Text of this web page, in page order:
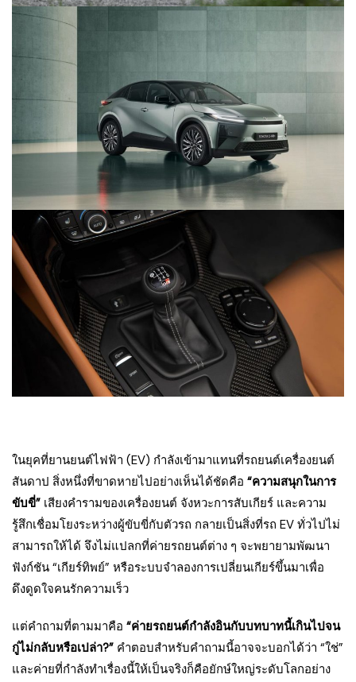
ในยุคที่ยานยนต์ไฟฟ้า (EV) กำลังเข้ามาแทนที่รถยนต์เครื่องยนต์
สันดาป สิ่งหนึ่งที่ขาดหายไปอย่างเห็นได้ชัดคือ “ความสนุกในการ
ขับขี่” เสียงคำรามของเครื่องยนต์ จังหวะการสับเกียร์ และความ
รู้สึกเชื่อมโยงระหว่างผู้ขับขี่กับตัวรถ กลายเป็นสิ่งที่รถ EV ทั่วไปไม่
สามารถให้ได้ จึงไม่แปลกที่ค่ายรถยนต์ต่าง ๆ จะพยายามพัฒนา
ฟังก์ชัน “เกียร์ทิพย์” หรือระบบจำลองการเปลี่ยนเกียร์ขึ้นมาเพื่อ
ดึงดูดใจคนรักความเร็ว
แต่คำถามที่ตามมาคือ “ค่ายรถยนต์กำลังอินกับบทบาทนี้เกินไปจน
กู่ไม่กลับหรือเปล่า?” คำตอบสำหรับคำถามนี้อาจจะบอกได้ว่า “ใช่”
และค่ายที่กำลังทำเรื่องนี้ให้เป็นจริงก็คือยักษ์ใหญ่ระดับโลกอย่าง